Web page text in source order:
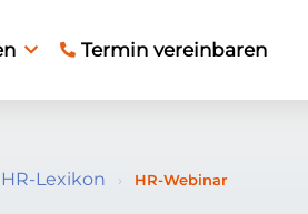
Termin vereinbaren
HR-Lexikon › HR-Webinar